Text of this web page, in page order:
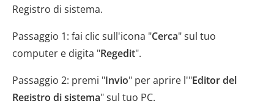
Registro di sistema.
Passaggio 1: fai clic sull'icona "Cerca" sul tuo
computer e digita "Regedit".
Passaggio 2: premi "Invio" per aprire l'"Editor del
Registro di sistema" sul tuo PC.